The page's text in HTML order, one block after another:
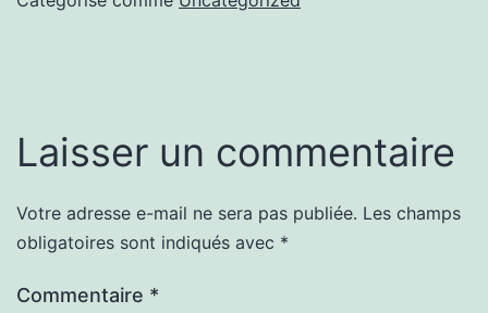
Laisser un commentaire
Votre adresse e-mail ne sera pas publiée. Les champs
obligatoires sont indiqués avec *
Commentaire *